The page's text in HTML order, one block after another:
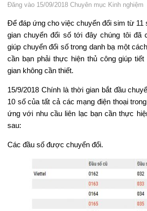
Đăng vào 15/09/2018 Chuyên mục Kinh nghiệm
Để đáp ứng cho việc chuyển đổi sim từ 11
gian chuyển đổi số tới đây chúng tôi đã
giúp chuyển đổi số trong danh bạ một
cần bạn phải thực hiện thủ công giúp
gian không cần thiết.
15/9/2018 Chính là thời gian bắt đầu
10 số của tất cả các mạng điện thoại
ứng với nhu cầu liên lạc bạn cần thực
sau:
Các đầu số được chuyển đổi.